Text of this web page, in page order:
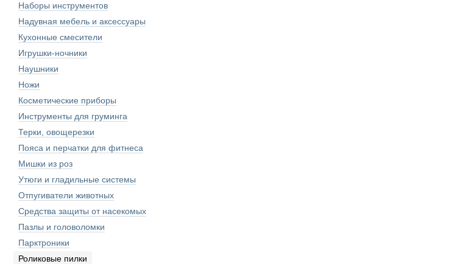
Наборы инструментов
Надувная мебель и аксессуары
Кухонные смесители
Игрушки-ночники
Наушники
Ножи
Косметические приборы
Инструменты для груминга
Терки, овощерезки
Пояса и перчатки для фитнеса
Мишки из роз
Утюги и гладильные системы
Отпугиватели животных
Средства защиты от насекомых
Пазлы и головоломки
Парктроники
Роликовые пилки